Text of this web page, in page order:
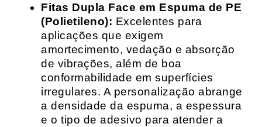
Fitas Dupla Face em Espuma de PE
(Polietileno): Excelentes para
aplicações que exigem
amortecimento, vedação e absorção
de vibrações, além de boa
conformabilidade em superfícies
irregulares. A personalização abrange
a densidade da espuma, a espessura
e o tipo de adesivo para atender a